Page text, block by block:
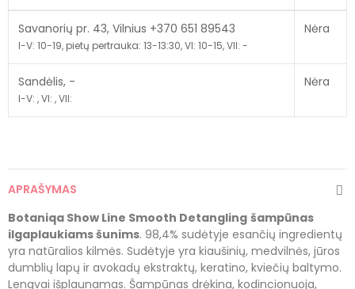
Savanorių pr. 43, Vilnius +370 651 89543
I-V: 10-19, pietų pertrauka: 13-13:30, VI: 10-15, VII: -
Nėra
Sandėlis, -
I-V: , VI: , VII:
Nėra
APRAŠYMAS
Botaniqa Show Line Smooth Detangling šampūnas
ilgaplaukiams šunims. 98,4% sudėtyje esančių ingredientų
yra natūralios kilmės. Sudėtyje yra kiaušinių, medvilnės, jūros
dumblių lapų ir avokadų ekstraktų, keratino, kviečių baltymo.
Lengvai išplaunamas. Šampūnas drėkina, kodincionuoja,